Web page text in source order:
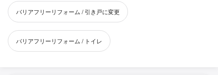
バリアフリーリフォーム / 引き戸に変更
バリアフリーリフォーム / トイレ